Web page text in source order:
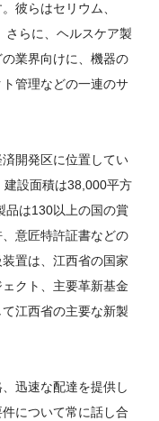
彼らはセリウム、
さらに、ヘルスケア製
業界向けに、機器の
管理などの一連のサ
開発区に位置してい
建設面積は38,000平方
品は130以上の国の賞
意匠特許証書などの
置は、江西省の国家
クト、主要革新基金
江西省の主要な新製
迅速な配達を提供し
について常に話し合